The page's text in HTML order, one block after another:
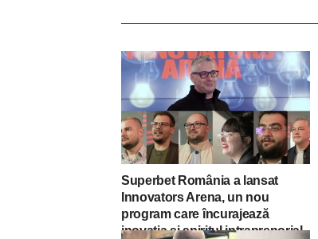
Superbet România a lansat
Innovators Arena, un nou
program care încurajează
inovația și spiritul intraprenorial